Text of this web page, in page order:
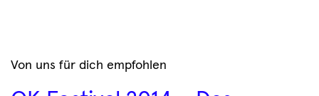
Von uns für dich empfohlen